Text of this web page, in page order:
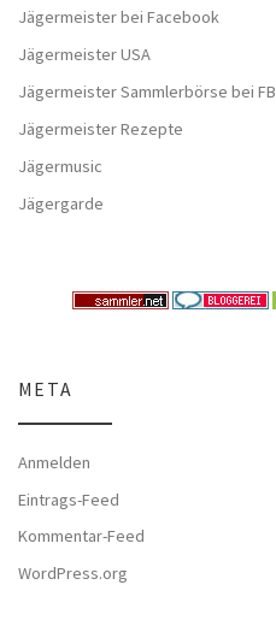
Jägermeister bei Facebook
Jägermeister USA
Jägermeister Sammlerbörse bei FB
Jägermeister Rezepte
Jägermusic
Jägergarde
META
Anmelden
Eintrags-Feed
Kommentar-Feed
WordPress.org